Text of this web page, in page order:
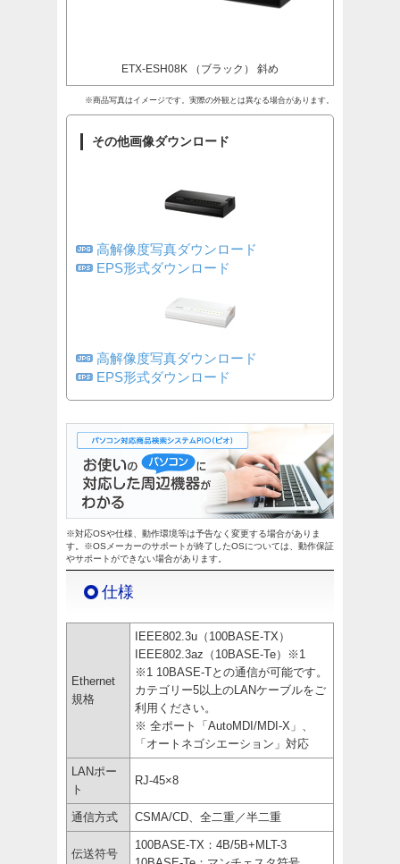
ETX-ESH08K （ブラック） 斜め
※商品写真はイメージです。実際の外観とは異なる場合があります。
その他画像ダウンロード
高解像度写真ダウンロード
EPS形式ダウンロード
高解像度写真ダウンロード
EPS形式ダウンロード
※対応OSや仕様、動作環境等は予告なく変更する場合がありま
す。※OSメーカーのサポートが終了したOSについては、動作保証
やサポートができない場合があります。
仕様
Ethernet
規格
IEEE802.3u（100BASE-TX）
IEEE802.3az（10BASE-Te）※1
※1 10BASE-Tとの通信が可能です。
カテゴリー5以上のLANケーブルをご
利用ください。
※ 全ポート「AutoMDI/MDI-X」、
「オートネゴシエーション」対応
LANポー
ト
RJ-45×8
通信方式 CSMA/CD、全二重／半二重
伝送符号
100BASE-TX：4B/5B+MLT-3